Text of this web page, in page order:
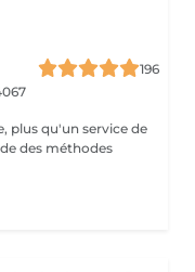
196
plus qu'un service de
des méthodes